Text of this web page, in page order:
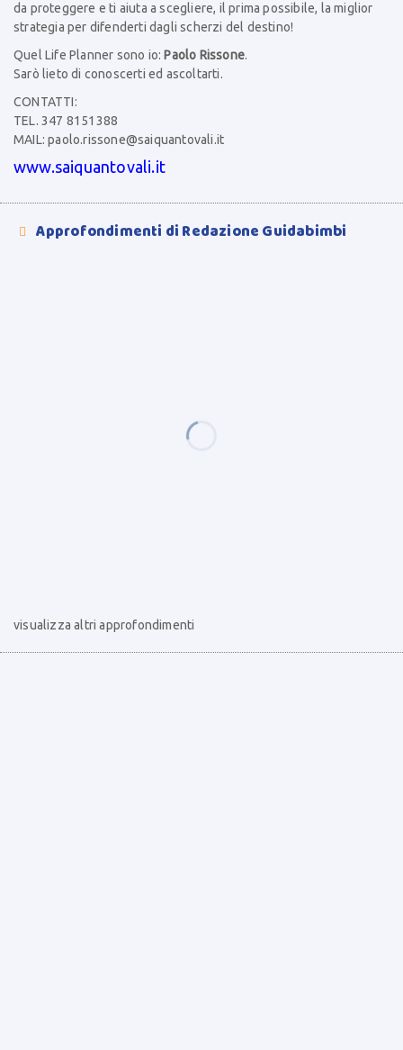
da proteggere e ti aiuta a scegliere, il prima possibile, la miglior
strategia per difenderti dagli scherzi del destino!
Quel Life Planner sono io:Paolo Rissone.
Sarò lieto di conoscerti ed ascoltarti.
CONTATTI:
TEL. 347 8151388
MAIL:paolo.rissone@saiquantovali.it
www.saiquantovali.it
 Approfondimenti di Redazione Guidabimbi
visualizza altri approfondimenti